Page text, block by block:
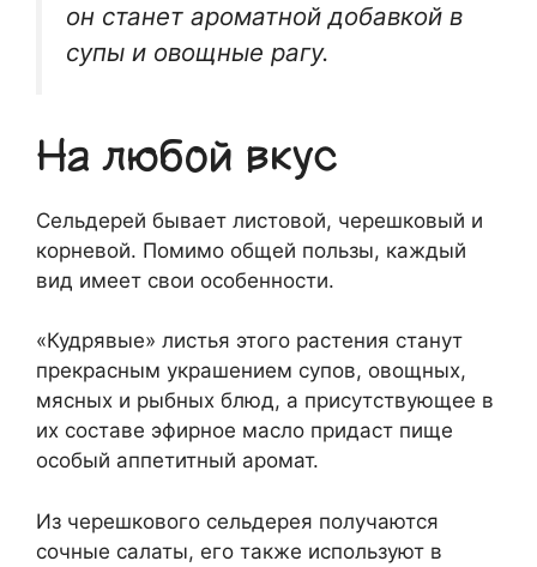
он станет ароматной добавкой в
супы и овощные рагу.
На любой вкус
Сельдерей бывает листовой, черешковый и
корневой. Помимо общей пользы, каждый
вид имеет свои особенности.
«Кудрявые» листья этого растения станут
прекрасным украшением супов, овощных,
мясных и рыбных блюд, а присутствующее в
их составе эфирное масло придаст пище
особый аппетитный аромат.
Из черешкового сельдерея получаются
сочные салаты, его также используют в